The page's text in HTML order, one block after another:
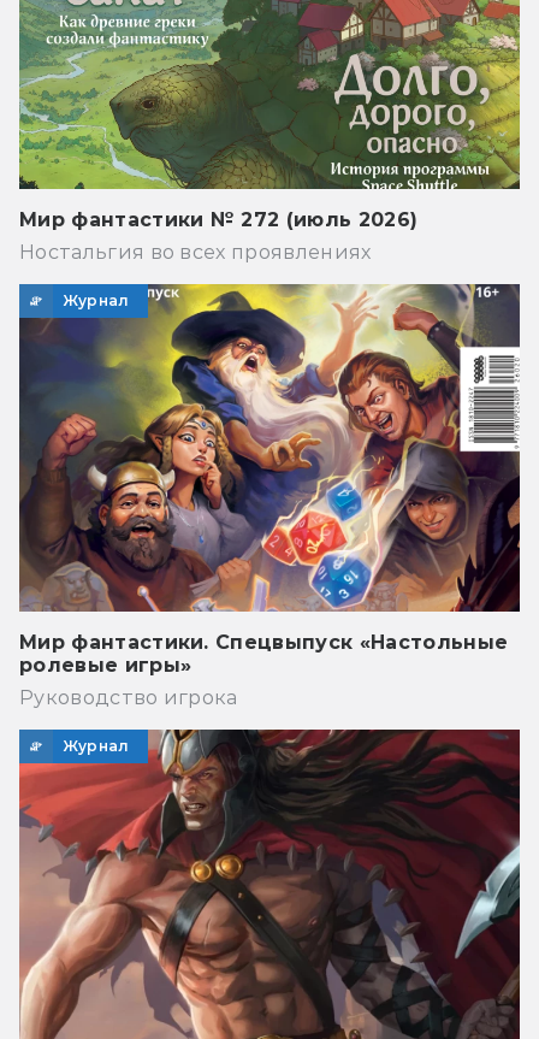
Мир фантастики № 272 (июль 2026)
Ностальгия во всех проявлениях
Журнал
Мир фантастики. Спецвыпуск «Настольные
ролевые игры»
Руководство игрока
Журнал